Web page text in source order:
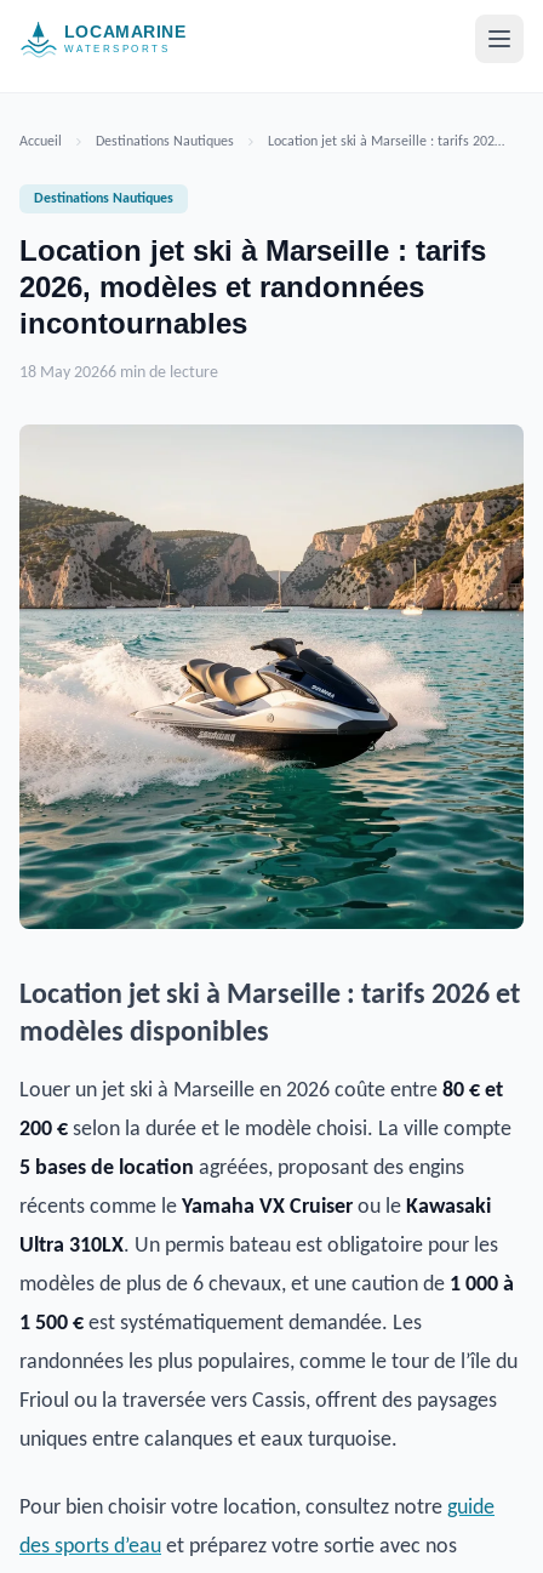
Accueil Destinations Nautiques Location jet ski à Marseille : tarifs 2026, modèles et randonnées incontournables
Destinations Nautiques
Location jet ski à Marseille : tarifs
2026, modèles et randonnées
incontournables
18 May 20266 min de lecture
Location jet ski à Marseille : tarifs 2026 et
modèles disponibles
Louer un jet ski à Marseille en 2026 coûte entre 80 € et
200 € selon la durée et le modèle choisi. La ville compte
5 bases de location agréées, proposant des engins
récents comme le Yamaha VX Cruiser ou le Kawasaki
Ultra 310LX. Un permis bateau est obligatoire pour les
modèles de plus de 6 chevaux, et une caution de 1 000 à
1 500 € est systématiquement demandée. Les
randonnées les plus populaires, comme le tour de l’île du
Frioul ou la traversée vers Cassis, offrent des paysages
uniques entre calanques et eaux turquoise.
Pour bien choisir votre location, consultez notre guide
des sports d’eau et préparez votre sortie avec nos